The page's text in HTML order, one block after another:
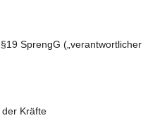
SprengG („verantwortlicher
Kräfte